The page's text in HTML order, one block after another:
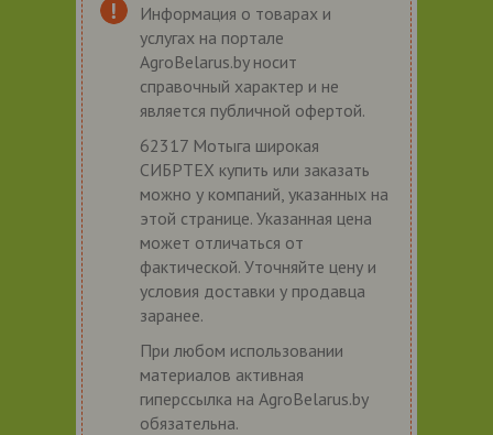
Информация о товарах и
услугах на портале
AgroBelarus.by носит
справочный характер и не
является публичной офертой.
62317 Мотыга широкая
СИБРТЕХ купить или заказать
можно у компаний, указанных на
этой странице. Указанная цена
может отличаться от
фактической. Уточняйте цену и
условия доставки у продавца
заранее.
При любом использовании
материалов активная
гиперссылка на AgroBelarus.by
обязательна.